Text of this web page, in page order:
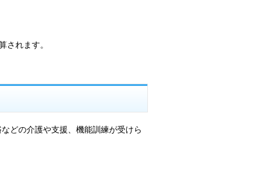
されます。
どの介護や支援、機能訓練が受けら